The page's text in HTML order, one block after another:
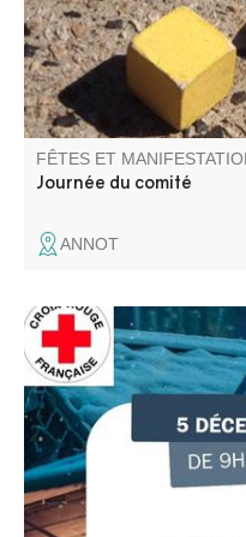
FÊTES ET
Journée du comité
ANNOT
Participez aux actions de
et venez rencontrer
affaires sur le marché